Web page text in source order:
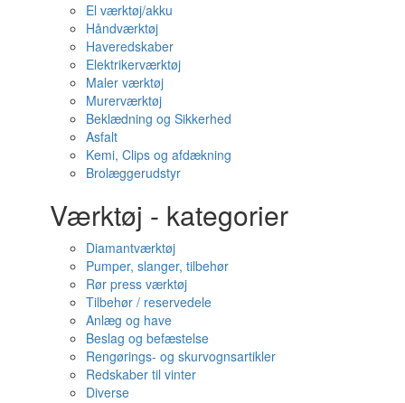
El værktøj/akku
Håndværktøj
Haveredskaber
Elektrikerværktøj
Maler værktøj
Murerværktøj
Beklædning og Sikkerhed
Asfalt
Kemi, Clips og afdækning
Brolæggerudstyr
Værktøj - kategorier
Diamantværktøj
Pumper, slanger, tilbehør
Rør press værktøj
Tilbehør / reservedele
Anlæg og have
Beslag og befæstelse
Rengørings- og skurvognsartikler
Redskaber til vinter
Diverse